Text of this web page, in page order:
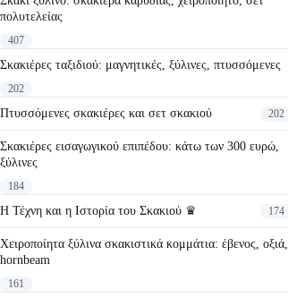
πολυτελείας
407
Σκακιέρες ταξιδιού: μαγνητικές, ξύλινες, πτυσσόμενες
202
Πτυσσόμενες σκακιέρες και σετ σκακιού 202
Σκακιέρες εισαγωγικού επιπέδου: κάτω των 300 ευρώ,
ξύλινες
184
Η Τέχνη και η Ιστορία του Σκακιού ♛ 174
Χειροποίητα ξύλινα σκακιστικά κομμάτια: έβενος, οξιά,
hornbeam
161